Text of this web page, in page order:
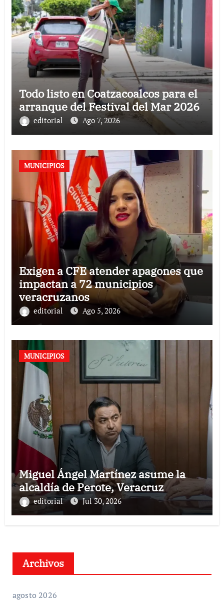
Todo listo en Coatzacoalcos para el
arranque del Festival del Mar 2026
editorial Ago 7, 2026
MUNICIPIOS
Exigen a CFE atender apagones que
impactan a 72 municipios
veracruzanos
editorial Ago 5, 2026
MUNICIPIOS
Miguel Ángel Martínez asume la
alcaldía de Perote, Veracruz
editorial Jul 30, 2026
Archivos
agosto 2026